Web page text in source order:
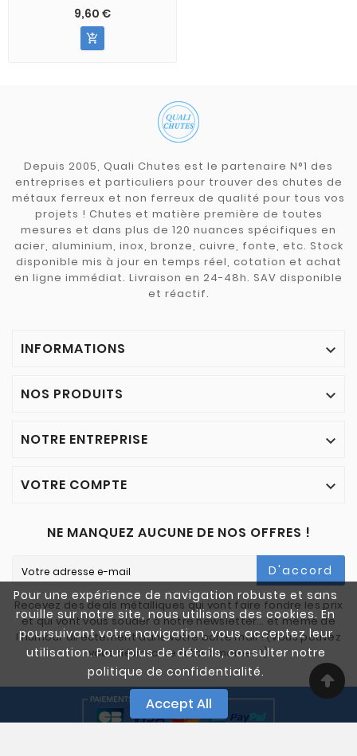
Pour une expérience de navigation robuste et sans
rouille sur notre site, nous utilisons des cookies. En
poursuivant votre navigation, vous acceptez leur
utilisation. Pour plus de détails, consulter notre
politique de confidentialité.
Accept All
9,60 €

Depuis 2005, Quali Chutes est le partenaire N°1 des
entreprises et particuliers pour trouver des chutes de
métaux ferreux et non ferreux de qualité pour tous vos
projets ! Chutes et matière première de toutes
mesures et dans plus de 120 nuances spécifiques en
acier, aluminium, inox, bronze, cuivre, fonte, etc. Stock
disponible mis à jour en temps réel, cotation et achat
en ligne immédiat. Livraison en 24-48h. SAV disponible
et réactif.
INFORMATIONS 
NOS PRODUITS 
NOTRE ENTREPRISE 
VOTRE COMPTE 
NE MANQUEZ AUCUNE DE NOS OFFRES !
D'accord
Recevez des deals métalliques qui vont faire fondre les prix
et qui vont vous souder à notre newsletter… et même de
l'humour directement dans votre boîte mail ! (Vous pouvez
vous désinscrire à tout moment)